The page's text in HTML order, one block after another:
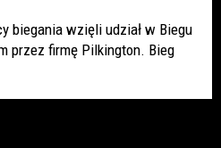
biegania wzięli udział w Biegu
przez firmę Pilkington. Bieg